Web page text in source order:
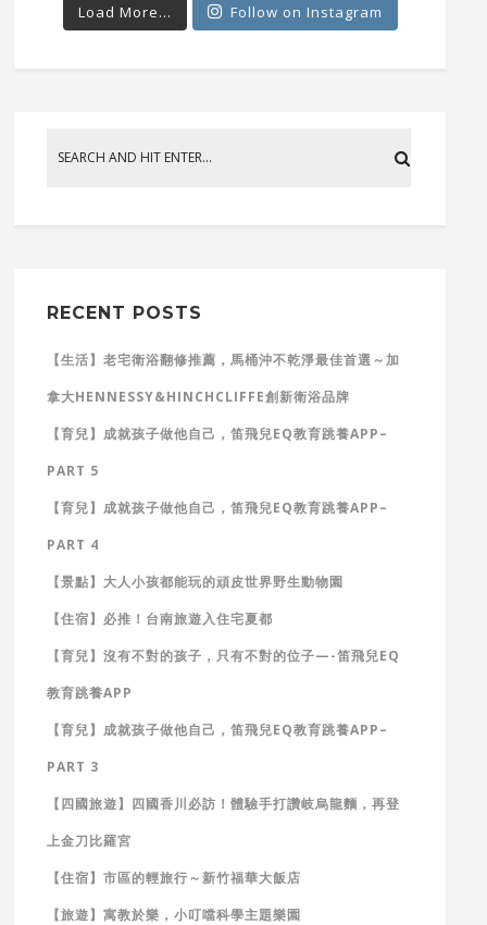
Load More... Follow on Instagram
RECENT POSTS
【生活】老宅衛浴翻修推薦，馬桶沖不乾淨最佳首選～加
拿大HENNESSY&HINCHCLIFFE創新衛浴品牌
【育兒】成就孩子做他自己，笛飛兒EQ教育跳養APP–
PART 5
【育兒】成就孩子做他自己，笛飛兒EQ教育跳養APP–
PART 4
【景點】大人小孩都能玩的頑皮世界野生動物園
【住宿】必推！台南旅遊入住宅夏都
【育兒】沒有不對的孩子，只有不對的位子—-笛飛兒EQ
教育跳養APP
【育兒】成就孩子做他自己，笛飛兒EQ教育跳養APP–
PART 3
【四國旅遊】四國香川必訪！體驗手打讚岐烏龍麵，再登
上金刀比羅宮
【住宿】市區的輕旅行～新竹福華大飯店
【旅遊】寓教於樂，小叮噹科學主題樂園